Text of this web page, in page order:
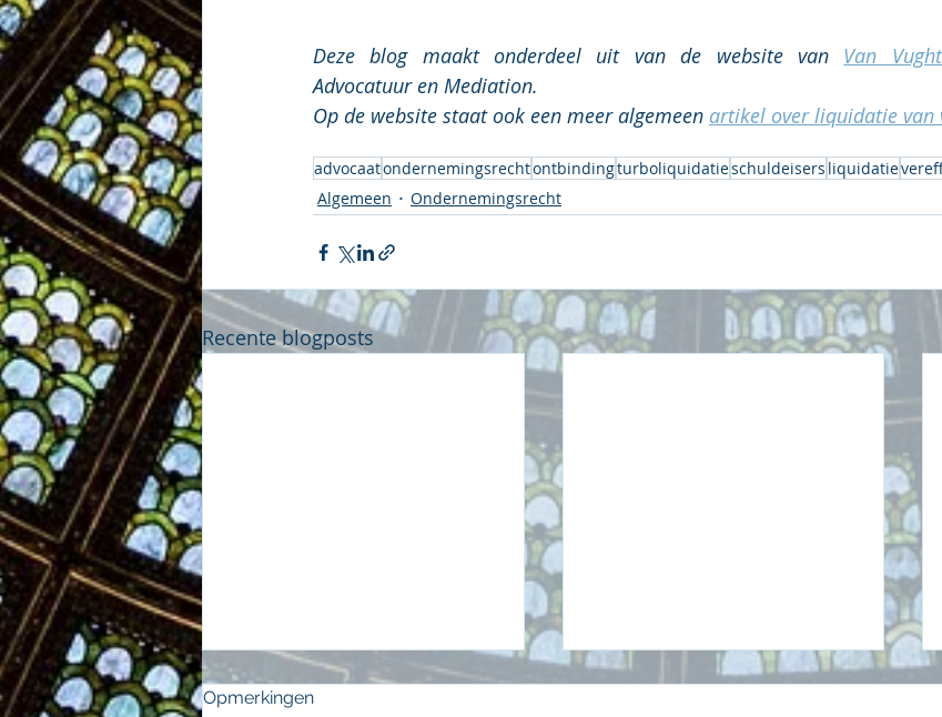
Deze blog maakt onderdeel uit van de website van Van
Advocatuur en Mediation.
Op de website staat ook een meer algemeen artikel over liquidatie van
advocaatondernemingsrechtontbindingturboliquidatieschuldeisers liquidatie
Algemeen
Ondernemingsrecht
Recente blogposts
Opmerkingen